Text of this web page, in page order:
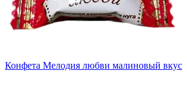
Конфета Мелодия любви малиновый вкус